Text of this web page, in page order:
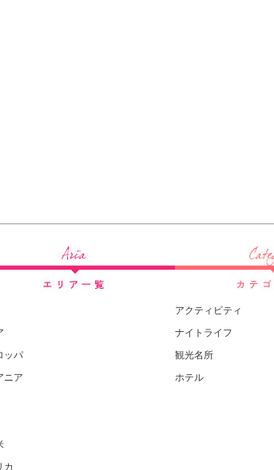
ッパ
ニア
カ
アクティビティ
ナイトライフ
観光名所
ホテル